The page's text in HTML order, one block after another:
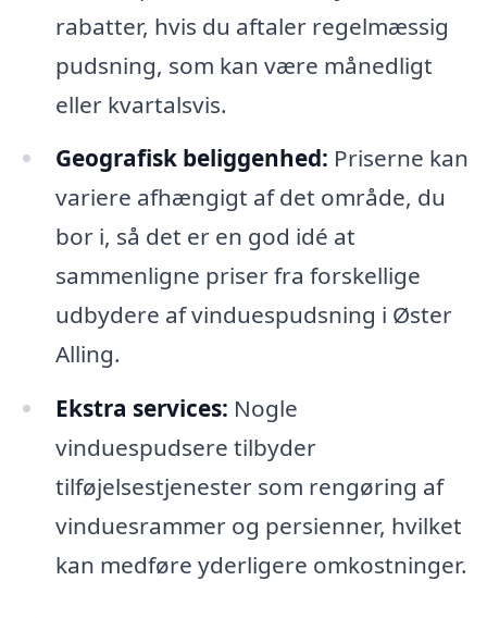
rabatter, hvis du aftaler regelmæssig
pudsning, som kan være månedligt
eller kvartalsvis.
Geografisk beliggenhed: Priserne kan
variere afhængigt af det område, du
bor i, så det er en god idé at
sammenligne priser fra forskellige
udbydere af vinduespudsning i Øster
Alling.
Ekstra services: Nogle
vinduespudsere tilbyder
tilføjelsestjenester som rengøring af
vinduesrammer og persienner, hvilket
kan medføre yderligere omkostninger.